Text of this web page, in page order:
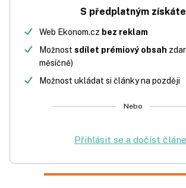
S předplatným získáte
Web Ekonom.cz bez reklam
Možnost sdílet prémiový obsah
měsíčně)
Možnost ukládat si články na později
Nebo
Přihlásit se a dočíst